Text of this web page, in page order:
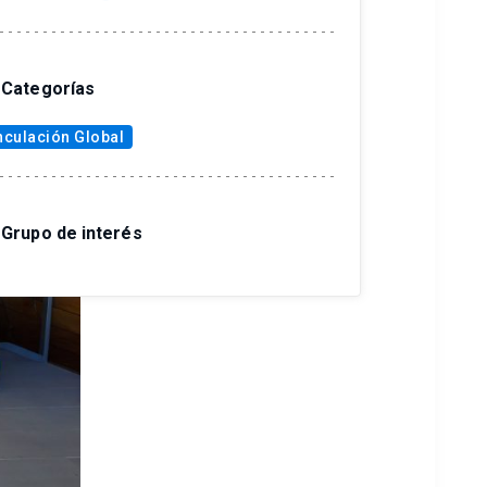
Categorías
Global
Grupo de interés